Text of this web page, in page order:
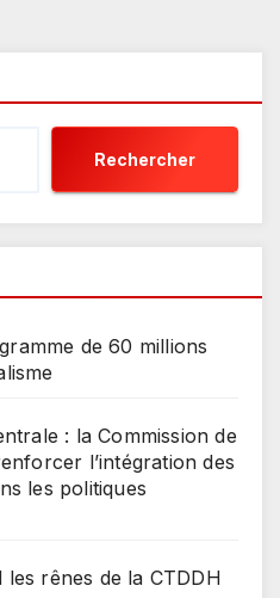
Rechercher
de 60 millions
: la Commission de
l’intégration des
les politiques
rênes de la CTDDH